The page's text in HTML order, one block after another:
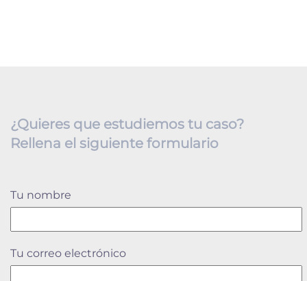
¿Quieres que estudiemos tu caso?
Rellena el siguiente formulario
Tu nombre
Tu correo electrónico